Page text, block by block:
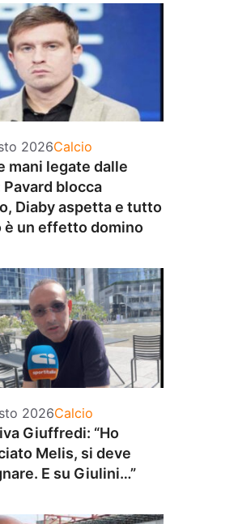
2026Categorie
Calcio
mani legate dalle
blocca
Diaby aspetta e tutto
è un effetto domino
2026Categorie
Calcio
Giuffredi: “Ho
Melis, si deve
E su Giulini…”